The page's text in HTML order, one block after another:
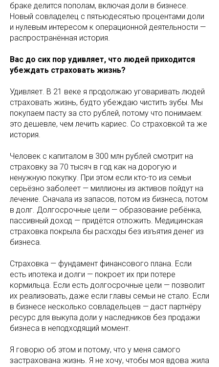
браке делится пополам, включая доли в бизнесе.
Новый совладелец с пятьюдесятью процентами доли
и нулевым интересом к операционной деятельности —
распространённая история.
Вас до сих пор удивляет, что людей приходится
убеждать страховать жизнь?
Удивляет. В 21 веке я продолжаю уговаривать людей
страховать жизнь, будто убеждаю чистить зубы. Мы
покупаем пасту за сто рублей, потому что понимаем:
это дешевле, чем лечить кариес. Со страховкой та же
история.
Человек с капиталом в 300 млн рублей смотрит на
страховку за 70 тысяч в год как на дорогую и
ненужную покупку. При этом если кто-то из семьи
серьёзно заболеет — миллионы из активов пойдут на
лечение. Сначала из запасов, потом из бизнеса, потом
в долг. Долгосрочные цели — образование ребёнка,
пассивный доход — придётся отложить. Медицинская
страховка покрыла бы расходы без изъятия денег из
бизнеса.
Страховка — фундамент финансового плана. Если
есть ипотека и долги — покроет их при потере
кормильца. Если есть долгосрочные цели — позволит
их реализовать, даже если главы семьи не стало. Если
в бизнесе несколько совладельцев — даст партнёру
ресурс для выкупа доли у наследников без продажи
бизнеса в неподходящий момент.
Я говорю об этом и потому, что у меня самого
застрахована жизнь. Я не хочу, чтобы моя вдова жила